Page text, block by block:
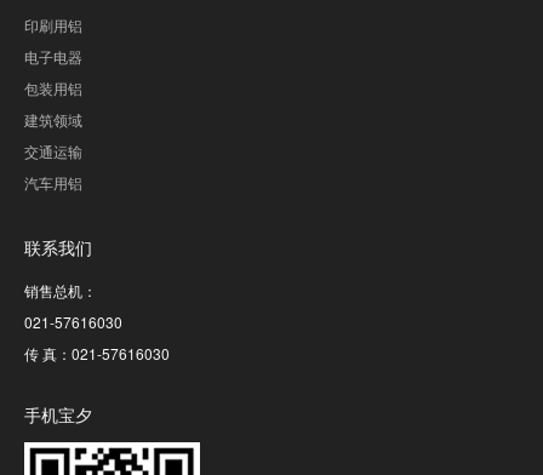
印刷用铝
电子电器
包装用铝
建筑领域
交通运输
汽车用铝
联系我们
销售总机：
021-57616030
传 真：021-57616030
手机宝夕